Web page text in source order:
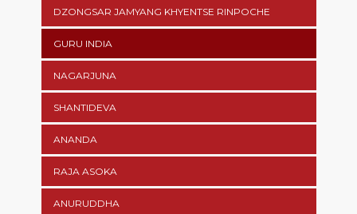
DZONGSAR JAMYANG KHYENTSE RINPOCHE
GURU INDIA
NAGARJUNA
SHANTIDEVA
ANANDA
RAJA ASOKA
ANURUDDHA